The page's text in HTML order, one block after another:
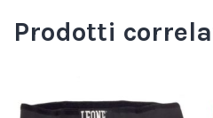
Prodotti